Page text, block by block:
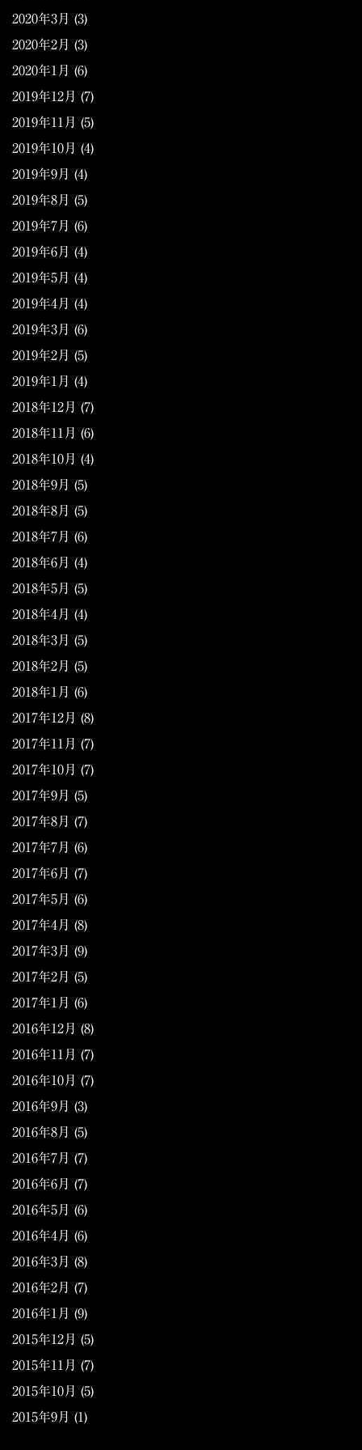
2020年3月 (3)
2020年2月 (3)
2020年1月 (6)
2019年12月 (7)
2019年11月 (5)
2019年10月 (4)
2019年9月 (4)
2019年8月 (5)
2019年7月 (6)
2019年6月 (4)
2019年5月 (4)
2019年4月 (4)
2019年3月 (6)
2019年2月 (5)
2019年1月 (4)
2018年12月 (7)
2018年11月 (6)
2018年10月 (4)
2018年9月 (5)
2018年8月 (5)
2018年7月 (6)
2018年6月 (4)
2018年5月 (5)
2018年4月 (4)
2018年3月 (5)
2018年2月 (5)
2018年1月 (6)
2017年12月 (8)
2017年11月 (7)
2017年10月 (7)
2017年9月 (5)
2017年8月 (7)
2017年7月 (6)
2017年6月 (7)
2017年5月 (6)
2017年4月 (8)
2017年3月 (9)
2017年2月 (5)
2017年1月 (6)
2016年12月 (8)
2016年11月 (7)
2016年10月 (7)
2016年9月 (3)
2016年8月 (5)
2016年7月 (7)
2016年6月 (7)
2016年5月 (6)
2016年4月 (6)
2016年3月 (8)
2016年2月 (7)
2016年1月 (9)
2015年12月 (5)
2015年11月 (7)
2015年10月 (5)
2015年9月 (1)